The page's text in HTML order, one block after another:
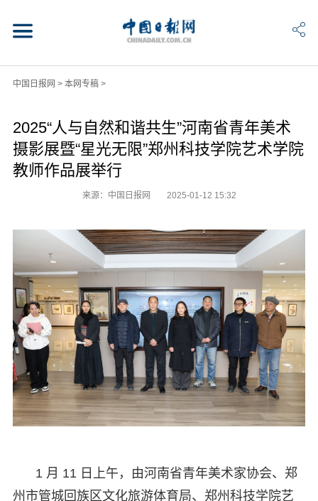
中国日报网 > 本网专稿>
2025“人与自然和谐共生”河南省青年美术
摄影展暨“星光无限”郑州科技学院艺术学院
教师作品展举行
来源：中国日报网 2025-01-12 15:32
1 月 11 日上午，由河南省青年美术家协会、郑
州市管城回族区文化旅游体育局、郑州科技学院艺